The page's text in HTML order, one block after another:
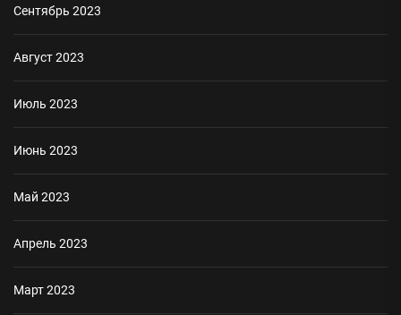
Сентябрь 2023
Август 2023
Июль 2023
Июнь 2023
Май 2023
Апрель 2023
Март 2023